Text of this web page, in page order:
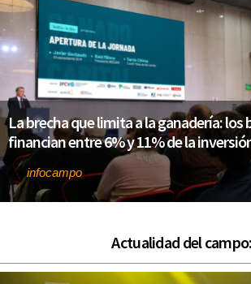
La brecha que limita a la ganadería: los
financian entre 6% y 11% de la
Porinfocampo
Actualidad del campo: